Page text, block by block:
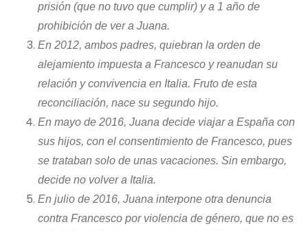
prisión (que no tuvo que cumplir) y a 1 año de
prohibición de ver a Juana.
En 2012, ambos padres, quiebran la orden de
alejamiento impuesta a Francesco y reanudan su
relación y convivencia en Italia. Fruto de esta
reconciliación, nace su segundo hijo.
En mayo de 2016, Juana decide viajar a España con
sus hijos, con el consentimiento de Francesco, pues
se trataban solo de unas vacaciones. Sin embargo,
decide no volver a Italia.
En julio de 2016, Juana interpone otra denuncia
contra Francesco por violencia de género, que no es